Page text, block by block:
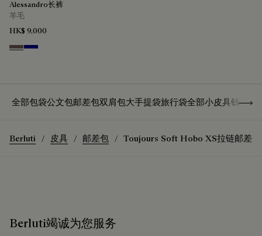
Alessandro长裤
羊毛
HK$ 9,000
MossDeep Blue
全部包袋公文包邮差包双肩包大手提袋旅行袋全部小皮具钱夹卡
Berluti 皮具 邮差包 Toujours Soft Hobo XS拉链邮差包
Berluti竭诚为您服务